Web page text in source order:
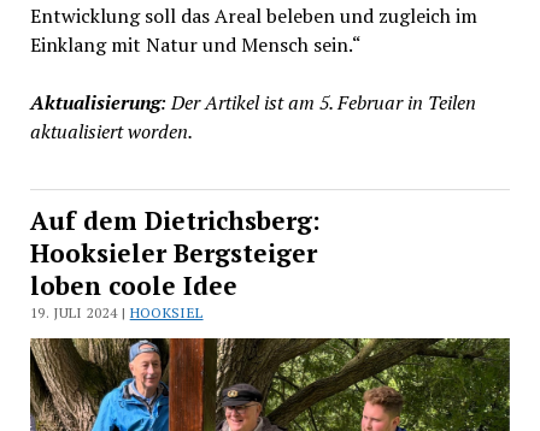
Entwicklung soll das Areal beleben und zugleich im
Einklang mit Natur und Mensch sein.“
Aktualisierung: Der Artikel ist am 5. Februar in Teilen
aktualisiert worden.
Auf dem Dietrichsberg:
Hooksieler Bergsteiger
loben coole Idee
19. JULI 2024 | HOOKSIEL